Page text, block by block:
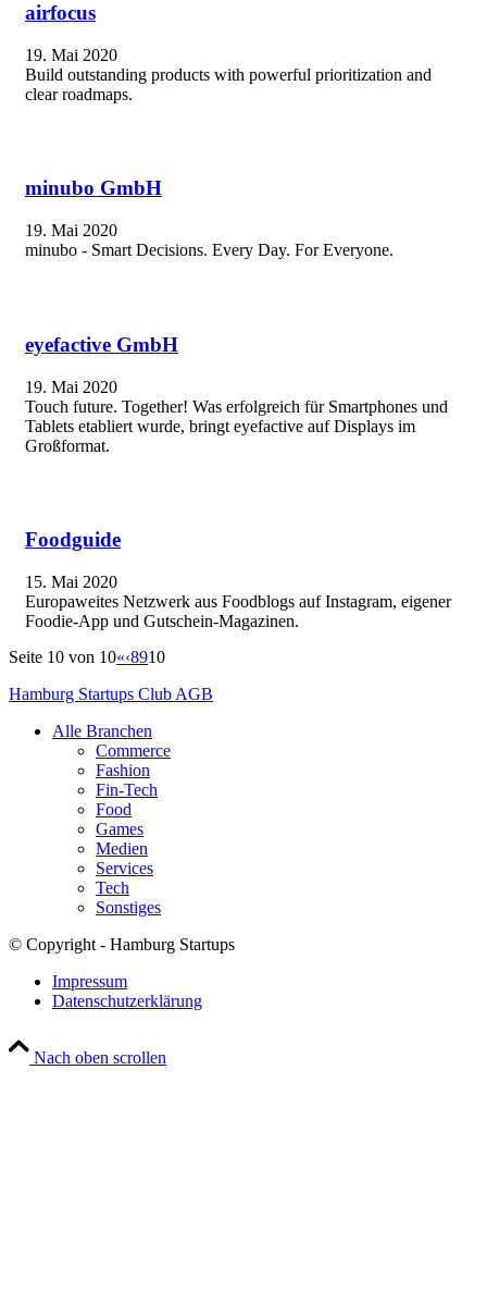
airfocus
19. Mai 2020
Build outstanding products with powerful prioritization and
clear roadmaps.
minubo GmbH
19. Mai 2020
minubo - Smart Decisions. Every Day. For Everyone.
eyefactive GmbH
19. Mai 2020
Touch future. Together! Was erfolgreich für Smartphones und
Tablets etabliert wurde, bringt eyefactive auf Displays im
Großformat.
Foodguide
15. Mai 2020
Europaweites Netzwerk aus Foodblogs auf Instagram, eigener
Foodie-App und Gutschein-Magazinen.
Seite 10 von 10«‹8910
Hamburg Startups Club AGB
Alle Branchen
Commerce
Fashion
Fin-Tech
Food
Games
Medien
Services
Tech
Sonstiges
© Copyright - Hamburg Startups
Impressum
Datenschutzerklärung
Nach oben scrollen